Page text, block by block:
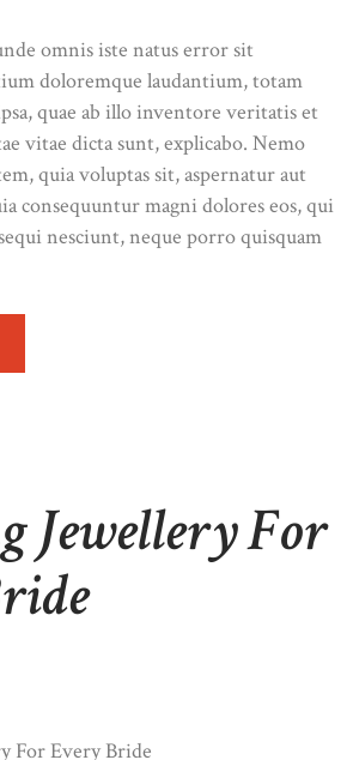
omnis iste natus error sit
doloremque laudantium, totam
quae ab illo inventore veritatis et
vitae dicta sunt, explicabo. Nemo
quia voluptas sit, aspernatur aut
consequuntur magni dolores eos, qui
nesciunt, neque porro quisquam
Jewellery For